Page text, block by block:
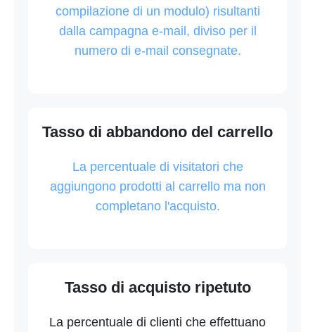
compilazione di un modulo) risultanti
dalla campagna e-mail, diviso per il
numero di e-mail consegnate.
Tasso di abbandono del carrello
La percentuale di visitatori che
aggiungono prodotti al carrello ma non
completano l'acquisto.
Tasso di acquisto ripetuto
La percentuale di clienti che effettuano